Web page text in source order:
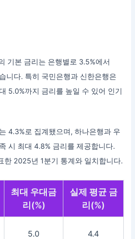
기본 금리는 은행별로 3.5%에서
니다. 특히 국민은행과 신한은행은
5.0%까지 금리를 높일 수 있어 인기
4.3%로 집계됐으며, 하나은행과 우
시 최대 4.8% 금리를 제공합니다.
한 2025년 1분기 통계와 일치합니다.
최대 우대금
리(%)
실제 평균 금
리(%)
5.0 4.4